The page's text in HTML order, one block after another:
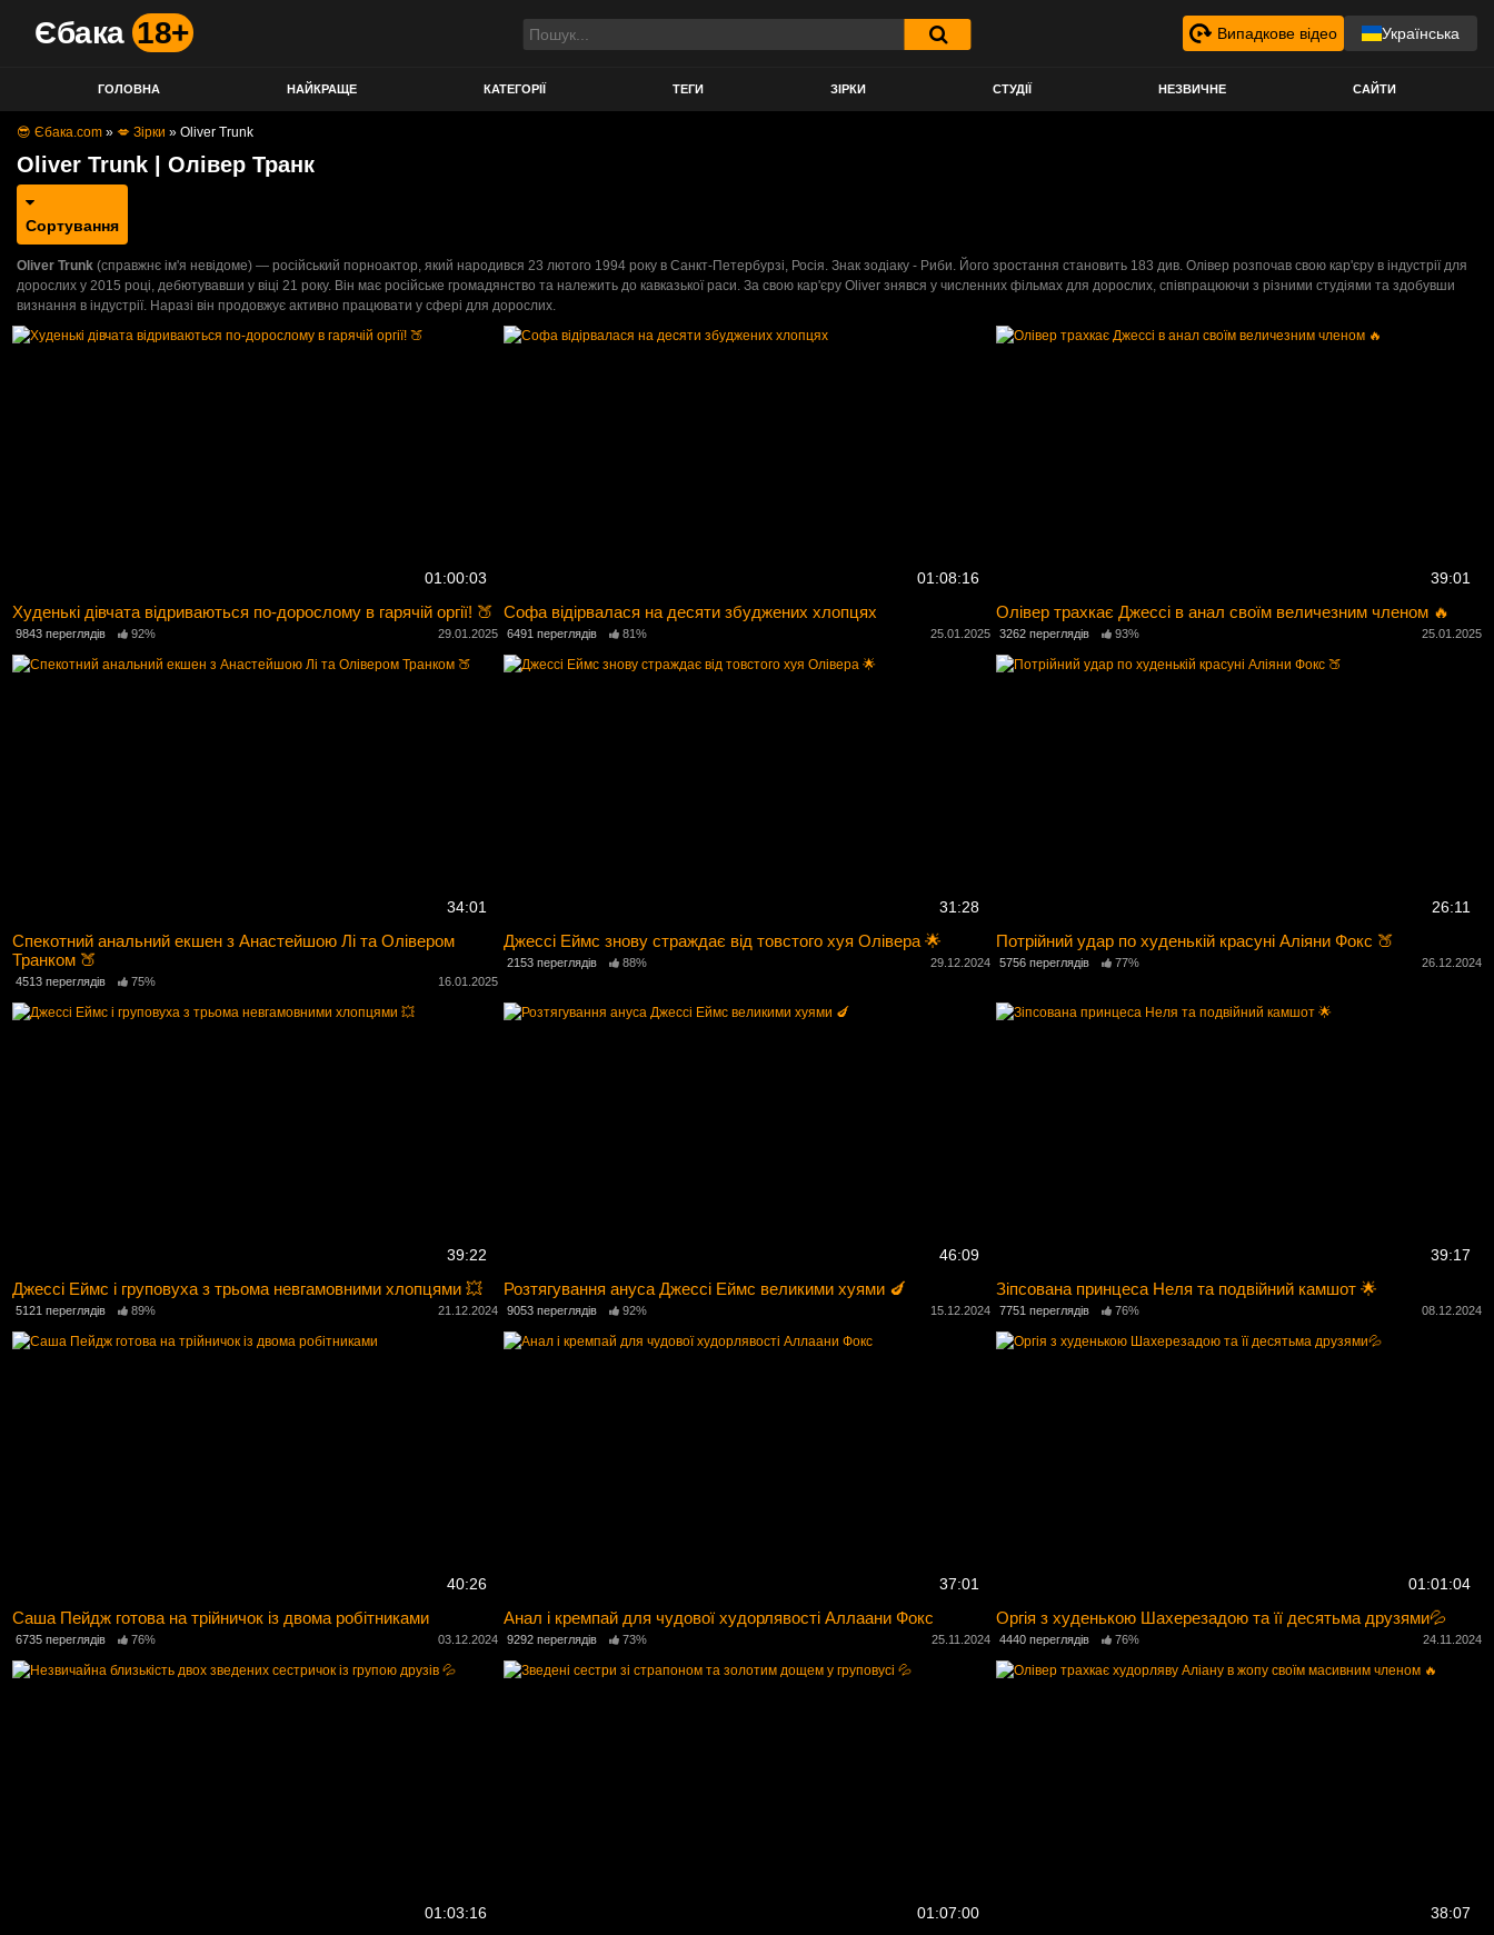
Єбака 18+ Випадкове відео Українська
ГОЛОВНА НАЙКРАЩЕ КАТЕГОРІЇ ТЕГИ ЗІРКИ СТУДІЇ НЕЗВИЧНЕ САЙТИ
😎 Єбака.com » 💋 Зірки » Oliver Trunk
Oliver Trunk | Олівер Транк
Сортування
Oliver Trunk (справжнє ім'я невідоме) — російський порноактор, який народився 23 лютого 1994 року в Санкт-Петербурзі, Росія. Знак зодіаку - Риби. Його зростання становить 183 див. Олівер розпочав свою кар'єру в індустрії для
дорослих у 2015 році, дебютувавши у віці 21 року. Він має російське громадянство та належить до кавказької раси. За свою кар'єру Oliver знявся у численних фільмах для дорослих, співпрацюючи з різними студіями та здобувши
визнання в індустрії. Наразі він продовжує активно працювати у сфері для дорослих.
01:00:03
Худенькі дівчата відриваються по-дорослому в гарячій оргії! 🍑
9843 переглядів 92% 29.01.2025
01:08:16
Софа відірвалася на десяти збуджених хлопцях
6491 переглядів 81% 25.01.2025
39:01
Олівер трахкає Джессі в анал своїм величезним членом 🔥
3262 переглядів 93% 25.01.2025
34:01
Спекотний анальний екшен з Анастейшою Лі та Олівером
Транком 🍑
4513 переглядів 75% 16.01.2025
31:28
Джессі Еймс знову страждає від товстого хуя Олівера 🌟
2153 переглядів 88% 29.12.2024
26:11
Потрійний удар по худенькій красуні Аліяни Фокс 🍑
5756 переглядів 77% 26.12.2024
39:22
Джессі Еймс і груповуха з трьома невгамовними хлопцями 💥
5121 переглядів 89% 21.12.2024
46:09
Розтягування ануса Джессі Еймс великими хуями 🍆
9053 переглядів 92% 15.12.2024
39:17
Зіпсована принцеса Неля та подвійний камшот 🌟
7751 переглядів 76% 08.12.2024
40:26
Саша Пейдж готова на трійничок із двома робітниками
6735 переглядів 76% 03.12.2024
37:01
Анал і кремпай для чудової худорлявості Аллаани Фокс
9292 переглядів 73% 25.11.2024
01:01:04
Оргія з худенькою Шахерезадою та її десятьма друзями💦
4440 переглядів 76% 24.11.2024
01:03:16 01:07:00 38:07